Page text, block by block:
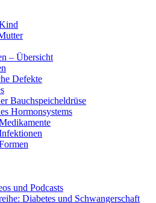
– Übersicht
Defekte
Bauchspeicheldrüse
Hormonsystems
und Podcasts
Diabetes und Schwangerschaft